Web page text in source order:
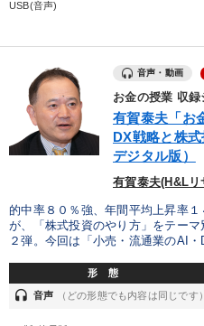
ondemand_video 経営音声・動画を探す
カテゴリー
経営リーダーの考え方と戦略を学
社員が自律的に動き出す組織づ
2025年春季全国経営者セミナ
タル版（音声／動画ストリーミ
音声と動画で学ぶ 売上直
【2026
USB(音声)
音声・動画
お金の授業 収
有賀泰夫「お
DX戦略と株
デジタル版）
有賀泰夫(H&Lリ
的中率８０％強、年間平均上昇率
が、「株式投資のやり方」をテー
２弾。今回は「小売・流通業のAI
形 態
headset 音声 （どの形態でも内容は同じです）